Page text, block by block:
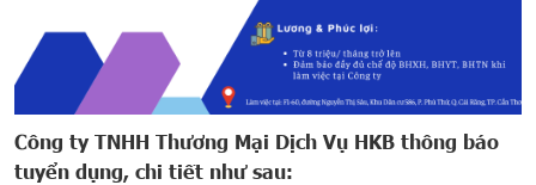
Công ty TNHH Thương Mại Dịch Vụ HKB thông báo
tuyển dụng, chi tiết như sau: